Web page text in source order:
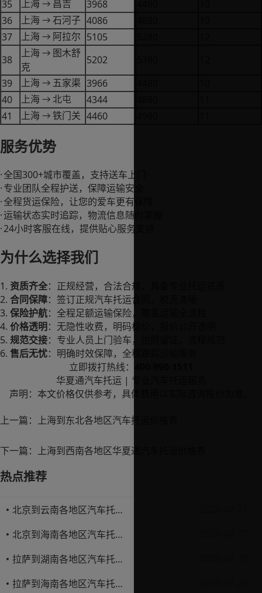
35
上海 → 昌吉 3968
36
上海 → 石河子 4086
37
上海 → 阿拉尔 5105
38
上海 → 图木舒
克
5202
39
上海 → 五家渠 3966
40
上海 → 北屯 4344
41
上海 → 铁门关 4460
服务优势
·全国300+城市覆盖，支持送车上门
· 专业团队全程护送，保障运输安全
·全程货运保险，让您的爱车更有保障
·运输状态实时追踪，物流信息随时掌握
·24小时客服在线，提供贴心服务支持
为什么选择我们
1. 资质齐全：正规经营，合法合规，具备专业托运资质
2. 合同保障：签订正规汽车托运合同，权责清晰
3. 保险护航：全程足额运输保险，覆盖运输全流程
4. 价格透明 ：无隐性收费，明码标价，报价公开透明
5. 规范交接：专业人员上门验车，拍照留证，流程规范
6. 售后无忧：明确时效保障，全程跟踪运输服务
立即拨打热线：
华夏通汽车托运| 专业汽车托运服务
声明：本文价格仅供参考，具体费用以实际咨询报价为准。
上一篇： 上海到东北各地区汽车托运价格表
下一篇： 上海到西南各地区华夏通汽车托运价格表
热点推荐
北京到云南各地区汽车托运价格表
北京到海南各地区汽车托运价格表
拉萨到湖南各地区汽车托运价格表
拉萨到海南各地区汽车托运价格表